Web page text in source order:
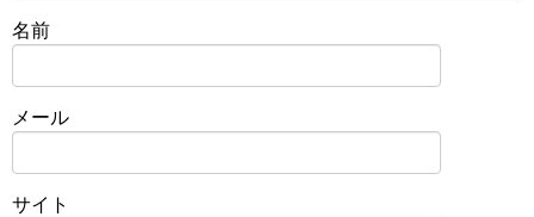
名前
メール
サイト